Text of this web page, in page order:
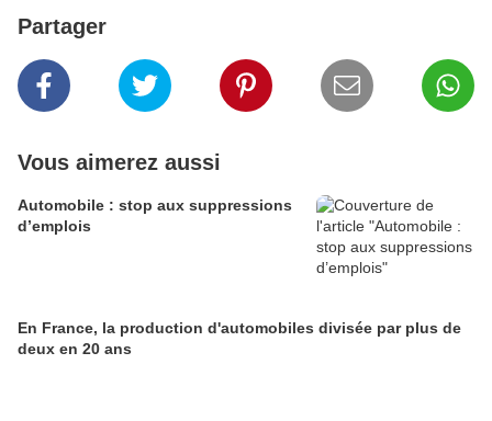
Partager
Vous aimerez aussi
Automobile : stop aux suppressions
d’emplois
En France, la production d'automobiles divisée par plus de
deux en 20 ans